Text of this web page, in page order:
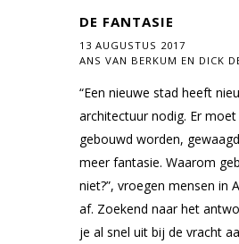
DE FANTASIE
13 AUGUSTUS 2017
ANS VAN BERKUM EN DICK
“Een nieuwe stad heeft
architectuur nodig. Er moet
gebouwd worden,
meer fantasie. Waarom
niet?”, vroegen mensen in
af. Zoekend naar het
je al snel uit bij de vracht